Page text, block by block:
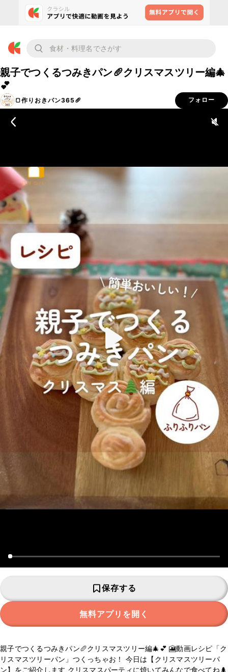
親子でつくるつみきパン🥖クリスマスツリー編🎄
💕
🍞作りおきパン365🥖 フォロー
保存する
無料アプリを開く
親子でつくるつみきパン🥖クリスマスツリー編🎄💕 🎦動画レシピ「ク
リスマスツリーパン」つくっちゃお！ 今日は【クリスマスツリーパ
ン】をご紹介します クリスマスパーティに焼いてみんなで食べてね🌲